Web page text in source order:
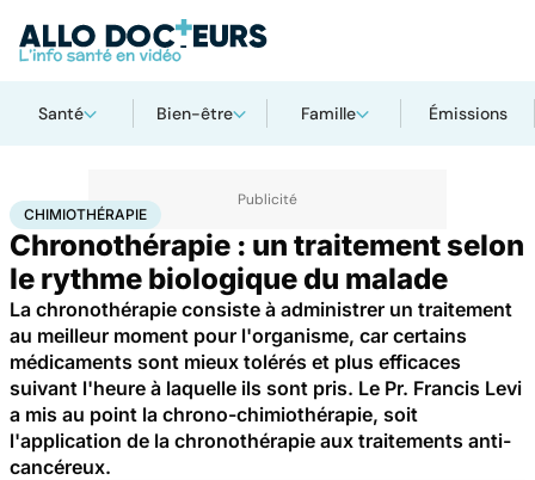
Santé Bien-être Famille Émissions
AccueilSantéMaladies Chimiothérapie
CHIMIOTHÉRAPIE
Chronothérapie : un traitement selon
le rythme biologique du malade
La chronothérapie consiste à administrer un traitement
au meilleur moment pour l'organisme, car certains
médicaments sont mieux tolérés et plus efficaces
suivant l'heure à laquelle ils sont pris. Le Pr. Francis Levi
a mis au point la chrono-chimiothérapie, soit
l'application de la chronothérapie aux traitements anti-
cancéreux.